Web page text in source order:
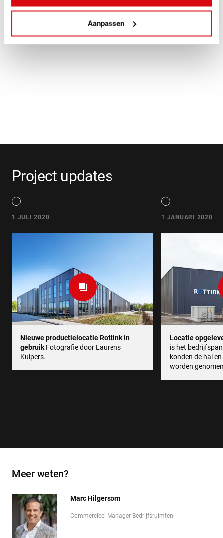
Aanpassen
Project updates
1 JULI 2020
Nieuwe productielocatie Rottink in
gebruik Fotografie door Laurens
Kuipers.
1 JANUARI 2020
Locatie
is het
konden de hal
worden
Meer weten?
Marc Hilgersom
Commercieel Manager Bedrijfsruimten